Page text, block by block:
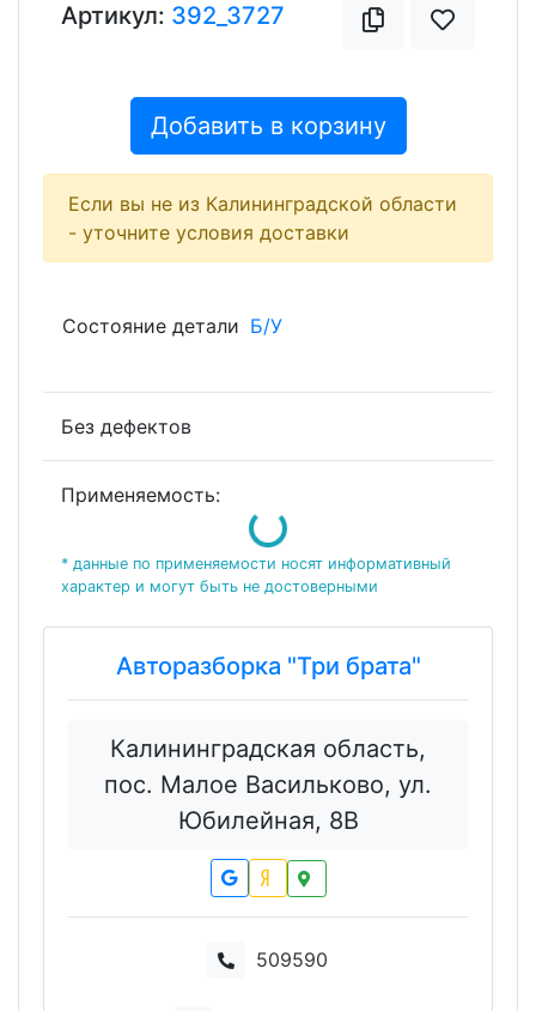
Артикул: 392_3727
Добавить в корзину
Если вы не из Калининградской области
- уточните условия доставки
Состояние детали Б/У
Без дефектов
Применяемость:
Loading...
* данные по применяемости носят информативный
характер и могут быть не достоверными
Авторазборка "Три брата"
Калининградская область,
пос. Малое Васильково, ул.
Юбилейная, 8В
509590